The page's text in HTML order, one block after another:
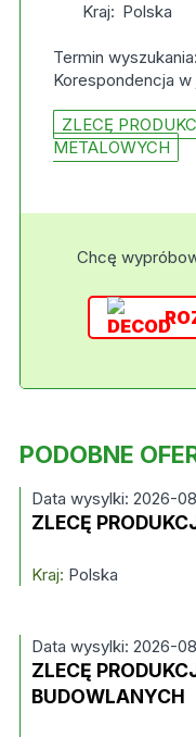
Kraj: Polska
Termin
Korespondencja
ZLECĘ
METALOWYCH
Chcę
PODOBNE
Data wysylki: 2026-
ZLECĘ
Kraj: Polska
Data wysylki: 2026-
ZLECĘ
BUDOWLANYCH